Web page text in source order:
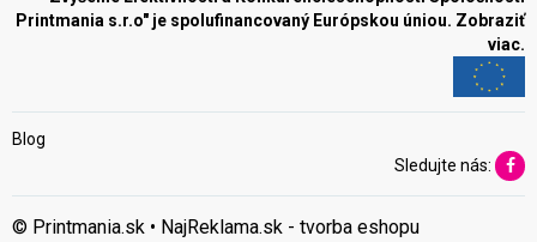
Printmania s.r.o" je spolufinancovaný Európskou úniou. Zobraziť
viac.
Blog
Sledujte nás:
© Printmania.sk • NajReklama.sk - tvorba eshopu